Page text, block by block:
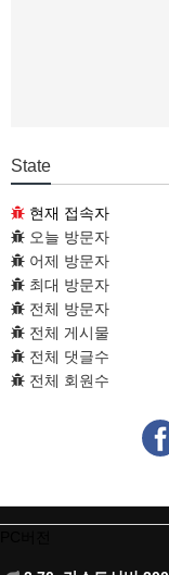
State
현재 접속자
오늘 방문자
어제 방문자
최대 방문자
전체 방문자
전체 게시물
전체 댓글수
전체 회원수